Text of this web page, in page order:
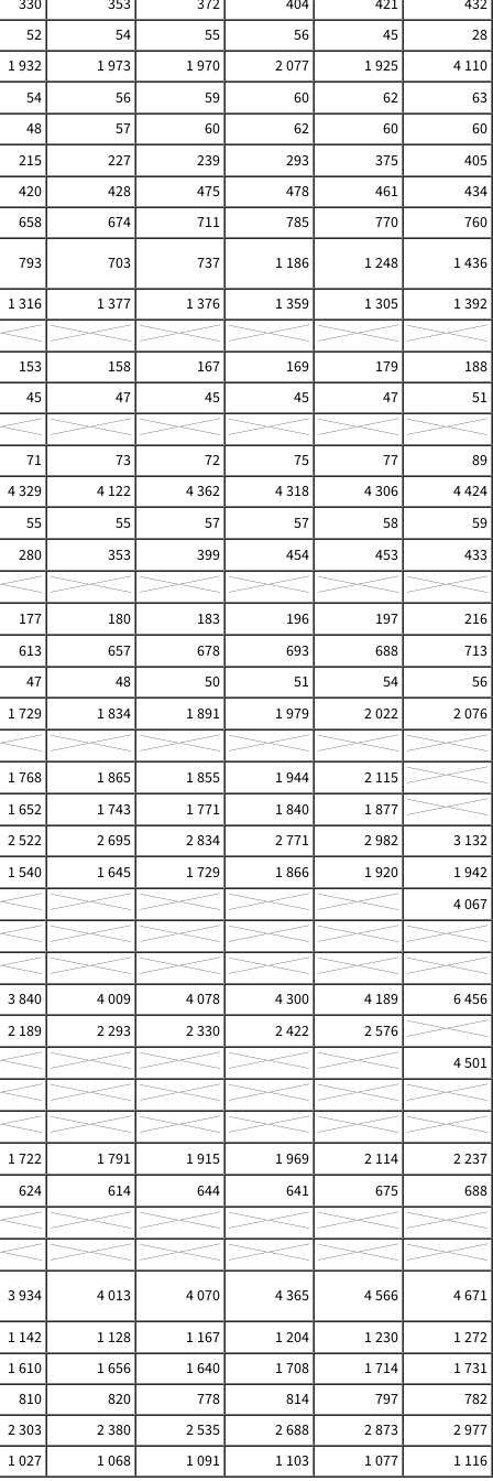
52
54 55 56 45
28
1 932
1 973 1 970 2 077 1 925
4 110
54
56 59 60 62
63
48
57 60 62 60
60
215
227 239 293 375
405
420
428 475 478 461
434
658
674 711 785 770
760
793
703 737 1 186 1 248
1 436
1 316
1 377 1 376 1 359 1 305 1 392
153 158 167 169 179
188
45
47 45 45 47 51
71 73 72 75 77
89
4 329
4 122 4 362 4 318 4 306
4 424
55
55 57 57 58
59
280
353 399 454 453 433
177 180 183 196 197
216
613
657 678 693 688
713
47
48 50 51 54
56
1 729
1 834 1 891 1 979 2 022 2 076
1 768 1 865 1 855 1 944
2 115
1 652
1 743 1 771 1 840
1 877
2 522
2 695 2 834 2 771 2 982
3 132
1 540
1 645 1 729 1 866 1 920
1 942
4 067
3 840 4 009 4 078 4 300 4 189
6 456
2 189
2 293 2 330 2 422
2 576
4 501
1 722 1 791 1 915 1 969 2 114
2 237
624
614 644 641 675 688
3 934 4 013 4 070 4 365 4 566
4 671
1 142
1 128 1 167 1 204 1 230
1 272
1 610
1 656 1 640 1 708 1 714
1 731
810
820 778 814 797
782
2 303
2 380 2 535 2 688 2 873
2 977
1 027
1 068 1 091 1 103 1 077 1 116